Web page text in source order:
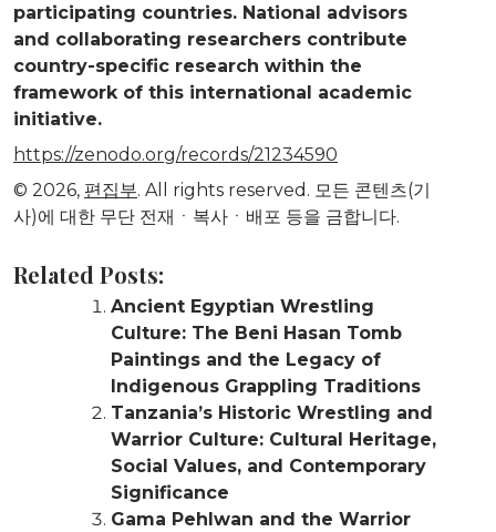
participating countries. National advisors
and collaborating researchers contribute
country-specific research within the
framework of this international academic
initiative.
https://zenodo.org/records/21234590
© 2026, 편집부. All rights reserved. 모든 콘텐츠(기
사)에 대한 무단 전재ㆍ복사ㆍ배포 등을 금합니다.
Related Posts:
Ancient Egyptian Wrestling
Culture: The Beni Hasan Tomb
Paintings and the Legacy of
Indigenous Grappling Traditions
Tanzania’s Historic Wrestling and
Warrior Culture: Cultural Heritage,
Social Values, and Contemporary
Significance
Gama Pehlwan and the Warrior